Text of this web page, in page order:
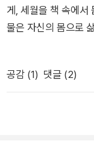
신 안에 행복의 근원
게 하려는 자에게 화
심을 품기 시작합니
조르바가 부럽다. 그
내가 펜과 잉크로 배
고독 속에서 의자에
게, 세월을 책 속에서
물은 자신의 몸으로
던 것이다. '일할 때
일에 몸을 빼앗기면,
이 갑자기 내 몸을
공감 (1) 댓글 (2)